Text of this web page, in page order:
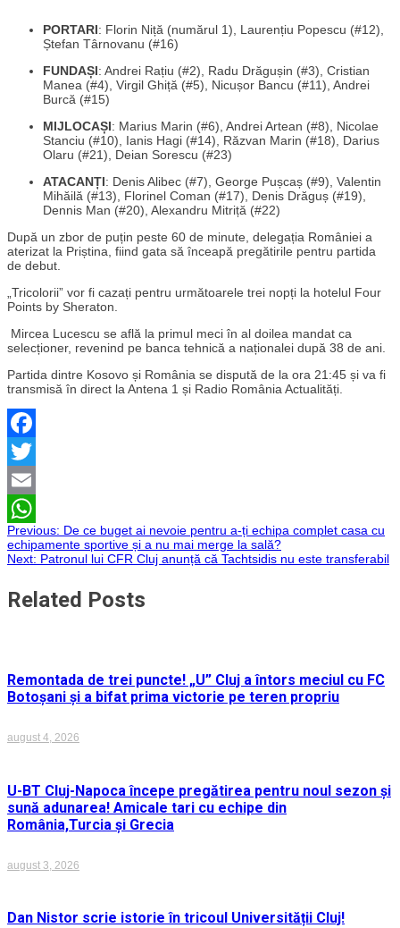
PORTARI: Florin Niță (numărul 1), Laurențiu Popescu (#12),
Ștefan Târnovanu (#16)
FUNDAȘI: Andrei Rațiu (#2), Radu Drăgușin (#3), Cristian
Manea (#4), Virgil Ghiță (#5), Nicușor Bancu (#11), Andrei
Burcă (#15)
MIJLOCAȘI: Marius Marin (#6), Andrei Artean (#8), Nicolae
Stanciu (#10), Ianis Hagi (#14), Răzvan Marin (#18), Darius
Olaru (#21), Deian Sorescu (#23)
ATACANȚI: Denis Alibec (#7), George Pușcaș (#9), Valentin
Mihăilă (#13), Florinel Coman (#17), Denis Drăguș (#19),
Dennis Man (#20), Alexandru Mitriță (#22)
După un zbor de puțin peste 60 de minute, delegația României a
aterizat la Priștina, fiind gata să înceapă pregătirile pentru partida
de debut.
„Tricolorii” vor fi cazați pentru următoarele trei nopți la hotelul Four
Points by Sheraton.
Mircea Lucescu se află la primul meci în al doilea mandat ca
selecționer, revenind pe banca tehnică a naționalei după 38 de ani.
Partida dintre Kosovo și România se dispută de la ora 21:45 și va fi
transmisă în direct la Antena 1 și Radio România Actualități.
Facebook
Twitter
Email
WhatsApp
Navigare
în
articole
Previous: De ce buget ai nevoie pentru a-ți echipa complet casa cu
echipamente sportive și a nu mai merge la sală?
Next: Patronul lui CFR Cluj anunță că Tachtsidis nu este transferabil
Related Posts
Remontada de trei puncte! „U” Cluj a întors meciul cu FC
Botoșani și a bifat prima victorie pe teren propriu
august 4, 2026
U-BT Cluj-Napoca începe pregătirea pentru noul sezon și
sună adunarea! Amicale tari cu echipe din
România,Turcia și Grecia
august 3, 2026
Dan Nistor scrie istorie în tricoul Universității Cluj!